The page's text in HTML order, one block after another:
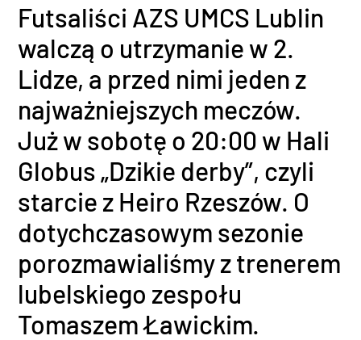
Futsaliści AZS UMCS Lublin
walczą o utrzymanie w 2.
Lidze, a przed nimi jeden z
najważniejszych meczów.
Już w sobotę o 20:00 w Hali
Globus „Dzikie derby”, czyli
starcie z Heiro Rzeszów. O
dotychczasowym sezonie
porozmawialiśmy z trenerem
lubelskiego zespołu
Tomaszem Ławickim.